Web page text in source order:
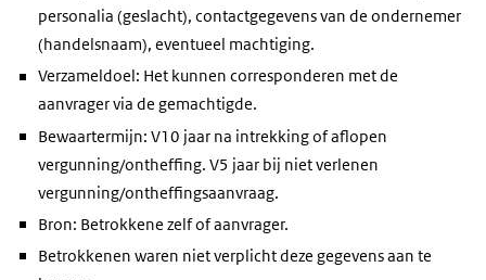
personalia (geslacht), contactgegevens van de ondernemer
(handelsnaam), eventueel machtiging.
Verzameldoel: Het kunnen corresponderen met de
aanvrager via de gemachtigde.
Bewaartermijn: V10 jaar na intrekking of aflopen
vergunning/ontheffing. V5 jaar bij niet verlenen
vergunning/ontheffingsaanvraag.
Bron: Betrokkene zelf of aanvrager.
Betrokkenen waren niet verplicht deze gegevens aan te